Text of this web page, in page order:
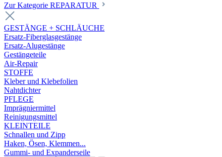
Zur Kategorie REPARATUR
GESTÄNGE + SCHLÄUCHE
Ersatz-Fiberglasgestänge
Ersatz-Alugestänge
Gestängeteile
Air-Repair
STOFFE
Kleber und Klebefolien
Nahtdichter
PFLEGE
Imprägniermittel
Reinigungsmittel
KLEINTEILE
Schnallen und Zipp
Haken, Ösen, Klemmen...
Gummi- und Expanderseile